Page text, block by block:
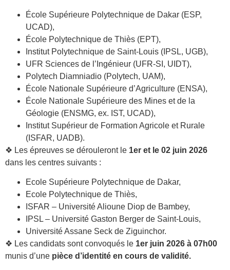
École Supérieure Polytechnique de Dakar (ESP,
UCAD),
École Polytechnique de Thiès (EPT),
Institut Polytechnique de Saint-Louis (IPSL, UGB),
UFR Sciences de l’Ingénieur (UFR-SI, UIDT),
Polytech Diamniadio (Polytech, UAM),
École Nationale Supérieure d’Agriculture (ENSA),
École Nationale Supérieure des Mines et de la
Géologie (ENSMG, ex. IST, UCAD),
Institut Supérieur de Formation Agricole et Rurale
(ISFAR, UADB).
❖ Les épreuves se dérouleront le 1er et le 02 juin 2026
dans les centres suivants :
Ecole Supérieure Polytechnique de Dakar,
Ecole Polytechnique de Thiès,
ISFAR – Université Alioune Diop de Bambey,
IPSL – Université Gaston Berger de Saint-Louis,
Université Assane Seck de Ziguinchor.
❖ Les candidats sont convoqués le 1er juin 2026 à 07h00
munis d’une pièce d’identité en cours de validité.